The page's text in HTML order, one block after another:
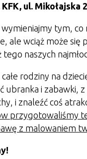
KFK, ul. Mikołajska 2
wymieniajmy tym, co
ale wciąż może się
naszych
rodziny na
ubranka i zabawki,
i znaleźć coś
przygotowaliśmy
z malowaniem